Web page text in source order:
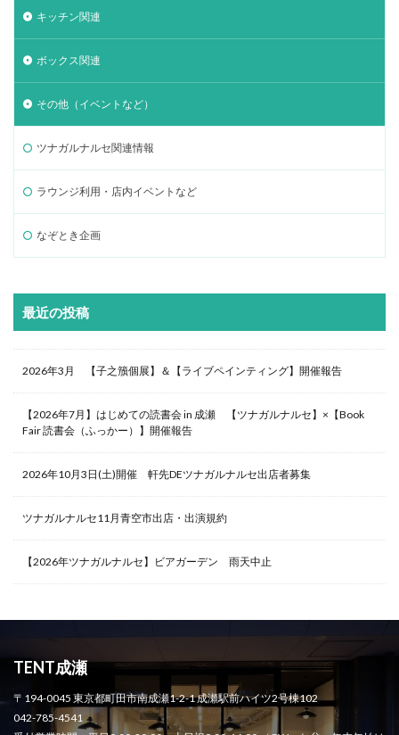
キッチン関連
ボックス関連
その他（イベントなど）
ツナガルナルセ関連情報
ラウンジ利用・店内イベントなど
なぞとき企画
最近の投稿
2026年3月 【子之籏個展】＆【ライブペインティング】開催報告
【2026年7月】はじめての読書会 in 成瀬 【ツナガルナルセ】×【Book
Fair 読書会（ふっかー）】開催報告
2026年10月3日(土)開催 軒先DEツナガルナルセ出店者募集
ツナガルナルセ11月青空市出店・出演規約
【2026年ツナガルナルセ】ビアガーデン 雨天中止
TENT成瀬
〒194-0045 東京都町田市南成瀬1-2-1 成瀬駅前ハイツ2号棟102
042-785-4541